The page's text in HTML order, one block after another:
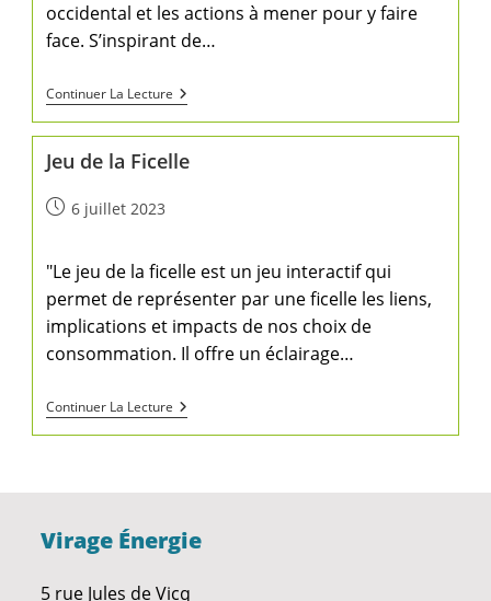
occidental et les actions à mener pour y faire
face. S’inspirant de…
Continuer La Lecture
Jeu de la Ficelle
6 juillet 2023
"Le jeu de la ficelle est un jeu interactif qui
permet de représenter par une ficelle les liens,
implications et impacts de nos choix de
consommation. Il offre un éclairage…
Continuer La Lecture
Virage Énergie
5 rue Jules de Vicq